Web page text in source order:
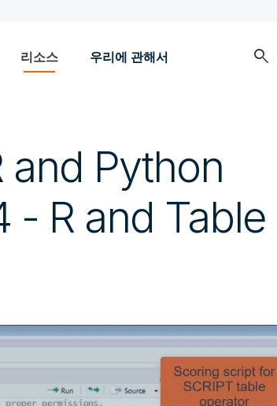
리소스 우리에 관해서 search
and Python
- R and Table